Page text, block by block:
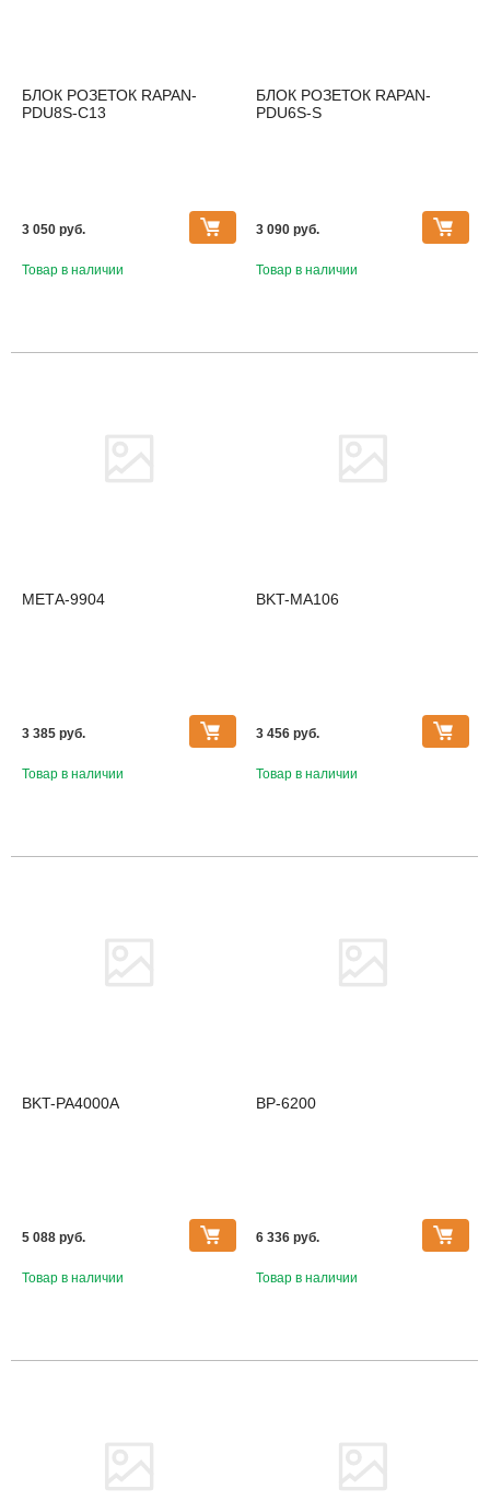
БЛОК РОЗЕТОК RAPAN-
PDU8S-C13
3 050 pуб.
Товар в наличии
БЛОК РОЗЕТОК RAPAN-
PDU6S-S
3 090 pуб.
Товар в наличии
МЕТА-9904
3 385 pуб.
Товар в наличии
BKT-MA106
3 456 pуб.
Товар в наличии
BKT-PA4000A
5 088 pуб.
Товар в наличии
BP-6200
6 336 pуб.
Товар в наличии